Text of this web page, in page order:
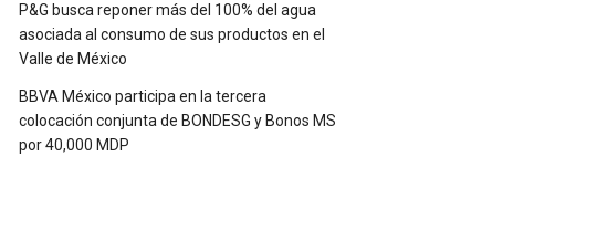
P&G busca reponer más del 100% del agua
asociada al consumo de sus productos en el
Valle de México
BBVA México participa en la tercera
colocación conjunta de BONDESG y Bonos MS
por 40,000 MDP